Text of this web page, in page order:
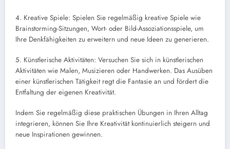
4. Kreative Spiele: Spielen Sie regelmäßig kreative Spiele wie
Brainstorming-Sitzungen, Wort- oder Bild-Assoziationsspiele, um
Ihre Denkfähigkeiten zu erweitern und neue Ideen zu generieren.
5. Künstlerische Aktivitäten: Versuchen Sie sich in künstlerischen
Aktivitäten wie Malen, Musizieren oder Handwerken. Das Ausüben
einer künstlerischen Tätigkeit regt die Fantasie an und fördert die
Entfaltung der eigenen Kreativität.
Indem Sie regelmäßig diese praktischen Übungen in Ihren Alltag
integrieren, können Sie Ihre Kreativität kontinuierlich steigern und
neue Inspirationen gewinnen.